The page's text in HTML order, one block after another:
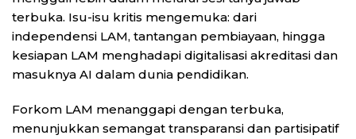
terbuka. Isu-isu kritis mengemuka: dari
independensi LAM, tantangan pembiayaan, hingga
kesiapan LAM menghadapi digitalisasi akreditasi dan
masuknya AI dalam dunia pendidikan.
Forkom LAM menanggapi dengan terbuka,
menunjukkan semangat transparansi dan partisipatif